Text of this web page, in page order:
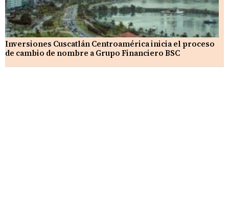
Inversiones Cuscatlán Centroamérica inicia el proceso
de cambio de nombre a Grupo Financiero BSC